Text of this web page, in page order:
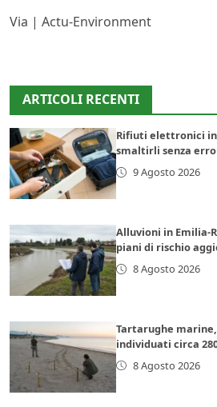
Via | Actu-Environment
ARTICOLI RECENTI
Rifiuti elettronici in
smaltirli senza
9 Agosto 2026
Alluvioni in Emilia-
piani di rischio
8 Agosto 2026
Tartarughe
individuati circa
8 Agosto 2026